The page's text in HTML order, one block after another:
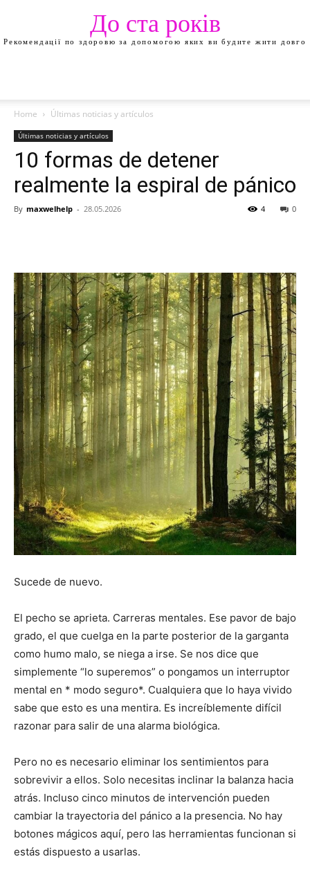
До ста років
Рекомендації по здоровю за допомогою яких ви будите жити довго
Home Últimas noticias y artículos
Últimas noticias y artículos
10 formas de detener
realmente la espiral de pánico
By maxwelhelp - 28.05.2026 0
4
Sucede de nuevo.
El pecho se aprieta. Carreras mentales. Ese pavor de bajo
grado, el que cuelga en la parte posterior de la garganta
como humo malo, se niega a irse. Se nos dice que
simplemente “lo superemos” o pongamos un interruptor
mental en * modo seguro*. Cualquiera que lo haya vivido
sabe que esto es una mentira. Es increíblemente difícil
razonar para salir de una alarma biológica.
Pero no es necesario eliminar los sentimientos para
sobrevivir a ellos. Solo necesitas inclinar la balanza hacia
atrás. Incluso cinco minutos de intervención pueden
cambiar la trayectoria del pánico a la presencia. No hay
botones mágicos aquí, pero las herramientas funcionan si
estás dispuesto a usarlas.